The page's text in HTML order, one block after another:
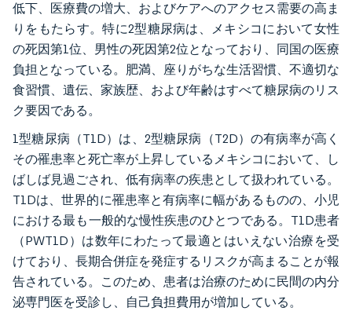
低下、医療費の増大、およびケアへのアクセス需要の高ま
りをもたらす。特に2型糖尿病は、メキシコにおいて女性
の死因第1位、男性の死因第2位となっており、同国の医療
負担となっている。肥満、座りがちな生活習慣、不適切な
食習慣、遺伝、家族歴、および年齢はすべて糖尿病のリス
ク要因である。
1型糖尿病（T1D）は、2型糖尿病（T2D）の有病率が高く
その罹患率と死亡率が上昇しているメキシコにおいて、し
ばしば見過ごされ、低有病率の疾患として扱われている。
T1Dは、世界的に罹患率と有病率に幅があるものの、小児
における最も一般的な慢性疾患のひとつである。T1D患者
（PWT1D）は数年にわたって最適とはいえない治療を受
けており、長期合併症を発症するリスクが高まることが報
告されている。このため、患者は治療のために民間の内分
泌専門医を受診し、自己負担費用が増加している。